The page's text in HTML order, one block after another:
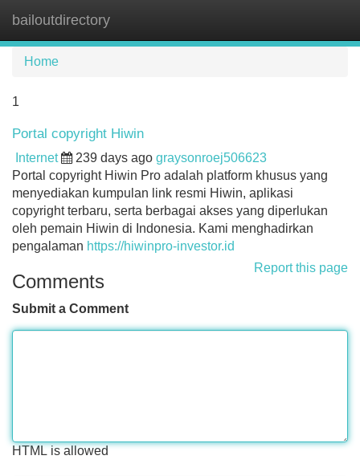
bailoutdirectory
Home
1
Portal copyright Hiwin
Internet 239 days ago graysonroej506623
Portal copyright Hiwin Pro adalah platform khusus yang
menyediakan kumpulan link resmi Hiwin, aplikasi
copyright terbaru, serta berbagai akses yang diperlukan
oleh pemain Hiwin di Indonesia. Kami menghadirkan
pengalaman https://hiwinpro-investor.id
Report this page
Comments
Submit a Comment
HTML is allowed